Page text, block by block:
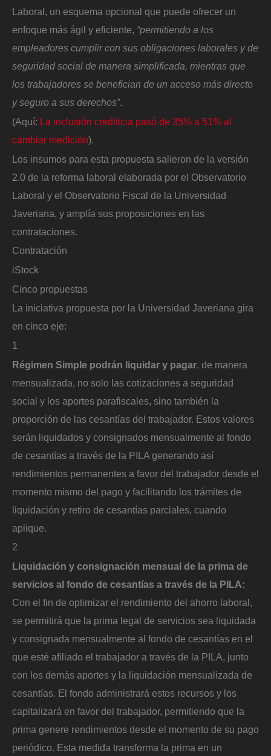
Laboral, un esquema opcional que puede ofrecer un
enfoque más ágil y eficiente, “permitiendo a los
empleadores cumplir con sus obligaciones laborales y de
seguridad social de manera simplificada, mientras que
los trabajadores se benefician de un acceso más directo
y seguro a sus derechos”.
(Aquí: La inclusión crediticia pasó de 35% a 51% al
cambiar medición).
Los insumos para esta propuesta salieron de la versión
2.0 de la reforma laboral elaborada por el Observatorio
Laboral y el Observatorio Fiscal de la Universidad
Javeriana, y amplía sus proposiciones en las
contrataciones.
Contratación
iStock
Cinco propuestas
La iniciativa propuesta por la Universidad Javeriana gira
en cinco eje:
1
Régimen Simple podrán liquidar y pagar , de manera
mensualizada, no solo las cotizaciones a seguridad
social y los aportes parafiscales, sino también la
proporción de las cesantías del trabajador. Estos valores
serán liquidados y consignados mensualmente al fondo
de cesantías a través de la PILA generando así
rendimientos permanentes a favor del trabajador desde el
momento mismo del pago y facilitando los trámites de
liquidación y retiro de cesantías parciales, cuando
aplique.
2
Liquidación y consignación mensual de la prima de
servicios al fondo de cesantías a través de la PILA:
Con el fin de optimizar el rendimiento del ahorro laboral,
se permitirá que la prima legal de servicios sea liquidada
y consignada mensualmente al fondo de cesantías en el
que esté afiliado el trabajador a través de la PILA, junto
con los demás aportes y la liquidación mensualizada de
cesantías. El fondo administrará estos recursos y los
capitalizará en favor del trabajador, permitiendo que la
prima genere rendimientos desde el momento de su pago
periódico. Esta medida transforma la prima en un